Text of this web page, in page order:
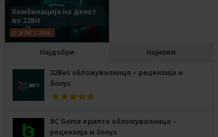
Комбинација на денот
во 22Bit
ЈУЛИ 1, 2026
Најдобри Најнови
22Bet обложувалница – рецензија и
бонус
BC Game крипто обложувалница –
рецензија и бонус